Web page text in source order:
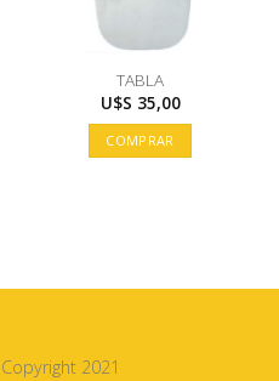
TABLA
U$S 35,00
COMPRAR
2021